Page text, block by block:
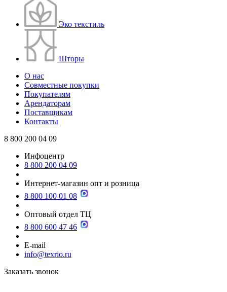
Эко текстиль
Шторы
О нас
Совместные покупки
Покупателям
Арендаторам
Поставщикам
Контакты
8 800 200 04 09
Инфоцентр
8 800 200 04 09
Интернет-магазин опт и розница
8 800 100 01 08
Оптовый отдел ТЦ
8 800 600 47 46
E-mail
info@texrio.ru
Заказать звонок